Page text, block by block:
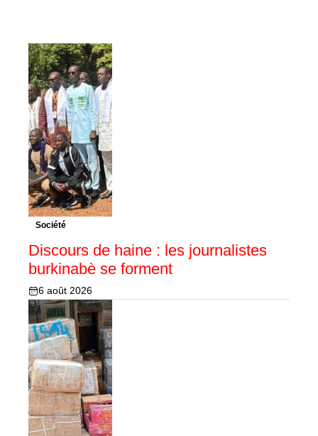
Société
Discours de haine : les journalistes
burkinabè se forment
6 août 2026